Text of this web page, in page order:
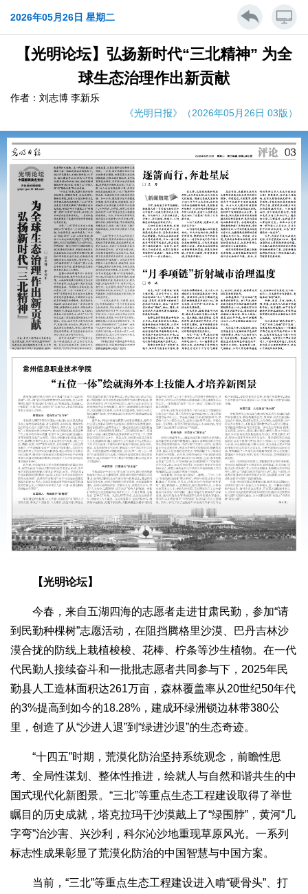
2026年05月26日 星期二
【光明论坛】弘扬新时代“三北精神” 为全
球生态治理作出新贡献
作者：刘志博 李新乐
《光明日报》（2026年05月26日 03版）
【光明论坛】
今春，来自五湖四海的志愿者走进甘肃民勤，参加“请
到民勤种棵树”志愿活动，在阻挡腾格里沙漠、巴丹吉林沙
漠合拢的防线上栽植梭梭、花棒、柠条等沙生植物。在一代
代民勤人接续奋斗和一批批志愿者共同参与下，2025年民
勤县人工造林面积达261万亩，森林覆盖率从20世纪50年代
的3%提高到如今的18.28%，建成环绿洲锁边林带380公
里，创造了从“沙进人退”到“绿进沙退”的生态奇迹。
“十四五”时期，荒漠化防治坚持系统观念，前瞻性思
考、全局性谋划、整体性推进，绘就人与自然和谐共生的中
国式现代化新图景。“三北”等重点生态工程建设取得了举世
瞩目的历史成就，塔克拉玛干沙漠戴上了“绿围脖”，黄河“几
字弯”治沙害、兴沙利，科尔沁沙地重现草原风光。一系列
标志性成果彰显了荒漠化防治的中国智慧与中国方案。
当前，“三北”等重点生态工程建设进入啃“硬骨头”、打